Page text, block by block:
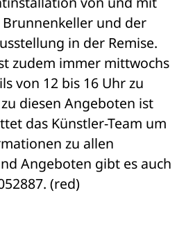
Brunnenkeller und der
in der Remise.
zudem immer mittwochs
von 12 bis 16 Uhr zu
diesen Angeboten ist
das Künstler-Team um
zu allen
Angeboten gibt es auch
(red)